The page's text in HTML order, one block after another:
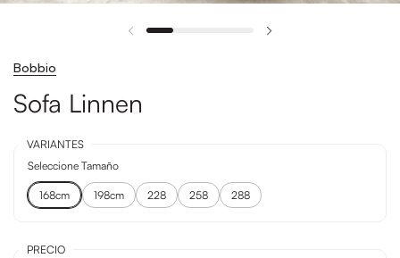
Bobbio
Sofa Linnen
VARIANTES
Seleccione Tamaño
168cm 198cm 228 258 288
PRECIO